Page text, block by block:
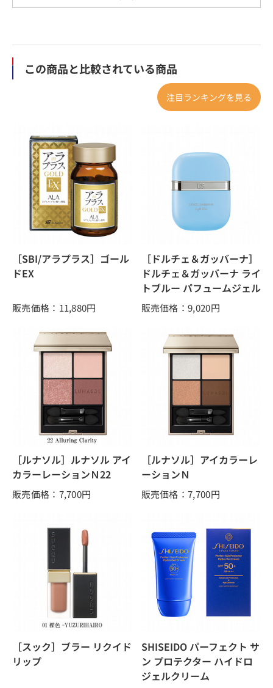
この商品と比較されている商品
注目ランキングを見る
［SBI/アラプラス］ゴール
ドEX
販売価格：11,880円
［ドルチェ＆ガッバーナ］
ドルチェ＆ガッバーナ ライ
トブルー パフュームジェル
販売価格：9,020円
［ルナソル］ルナソル アイ
カラーレーションＮ22
販売価格：7,700円
［ルナソル］アイカラーレ
ーションＮ
販売価格：7,700円
［スック］ブラー リクイド
リップ
SHISEIDO パーフェクト サ
ン プロテクター ハイドロ
ジェルクリーム